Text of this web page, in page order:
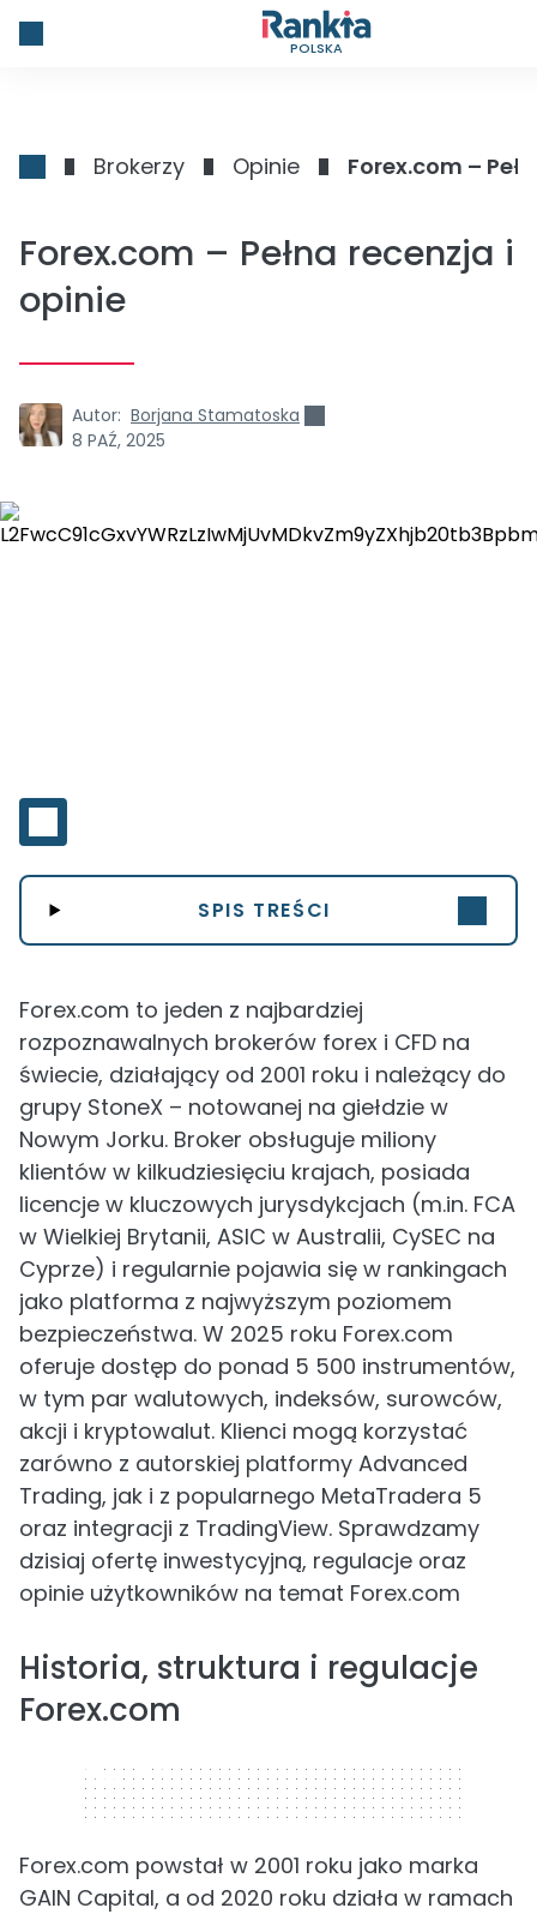
POLSKA
Brokerzy Opinie Forex.com –
Forex.com – Pełna recenzja i
opinie
Autor: Borjana Stamatoska
8 PAŹ, 2025
SPIS TREŚCI
Forex.com to jeden z najbardziej
rozpoznawalnych brokerów forex i CFD na
świecie, działający od 2001 roku i należący do
grupy StoneX – notowanej na giełdzie w
Nowym Jorku. Broker obsługuje miliony
klientów w kilkudziesięciu krajach, posiada
licencje w kluczowych jurysdykcjach (m.in. FCA
w Wielkiej Brytanii, ASIC w Australii, CySEC na
Cyprze) i regularnie pojawia się w rankingach
jako platforma z najwyższym poziomem
bezpieczeństwa. W 2025 roku Forex.com
oferuje dostęp do ponad 5 500 instrumentów,
w tym par walutowych, indeksów, surowców,
akcji i kryptowalut. Klienci mogą korzystać
zarówno z autorskiej platformy Advanced
Trading, jak i z popularnego MetaTradera 5
oraz integracji z TradingView. Sprawdzamy
dzisiaj ofertę inwestycyjną, regulacje oraz
opinie użytkowników na temat Forex.com
Historia, struktura i regulacje
Forex.com
320 x 50
Forex.com powstał w 2001 roku jako marka
GAIN Capital, a od 2020 roku działa w ramach